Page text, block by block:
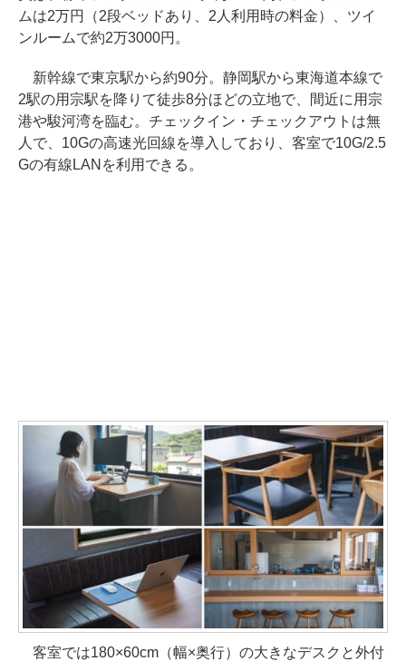
ムは2万円（2段ベッドあり、2人利用時の料金）、ツイ
ンルームで約2万3000円。
新幹線で東京駅から約90分。静岡駅から東海道本線で
2駅の用宗駅を降りて徒歩8分ほどの立地で、間近に用宗
港や駿河湾を臨む。チェックイン・チェックアウトは無
人で、10Gの高速光回線を導入しており、客室で10G/2.5
Gの有線LANを利用できる。
客室では180×60cm（幅×奥行）の大きなデスクと外付